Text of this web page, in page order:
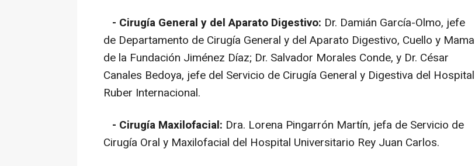
- Cirugía General y del Aparato Digestivo: Dr. Damián García-Olmo, jefe
de Departamento de Cirugía General y del Aparato Digestivo, Cuello y Mama
de la Fundación Jiménez Díaz; Dr. Salvador Morales Conde, y Dr. César
Canales Bedoya, jefe del Servicio de Cirugía General y Digestiva del Hospital
Ruber Internacional.
- Cirugía Maxilofacial: Dra. Lorena Pingarrón Martín, jefa de Servicio de
Cirugía Oral y Maxilofacial del Hospital Universitario Rey Juan Carlos.